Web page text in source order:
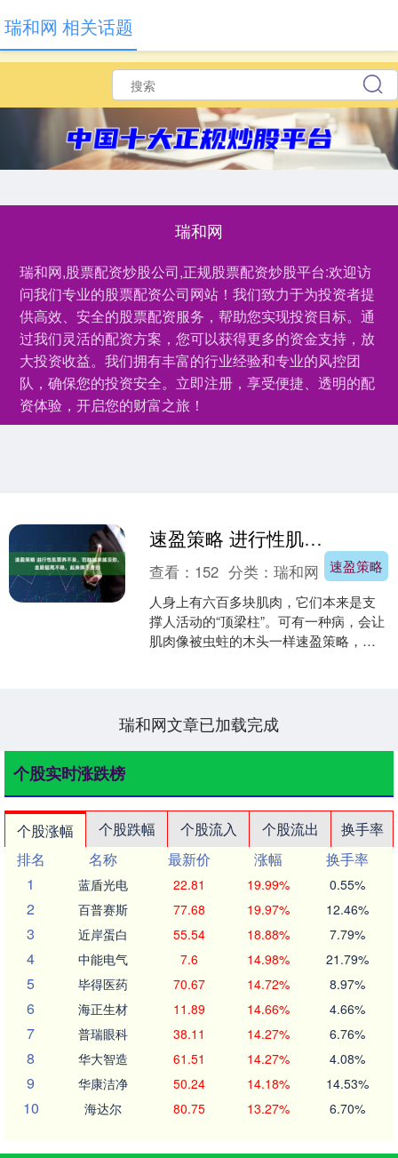
瑞和网
瑞和网,股票配资炒股公司,正规股票配资炒股平台:欢迎访
问我们专业的股票配资公司网站！我们致力于为投资者提
供高效、安全的股票配资服务，帮助您实现投资目标。通
过我们灵活的配资方案，您可以获得更多的资金支持，放
大投资收益。我们拥有丰富的行业经验和专业的风控团
队，确保您的投资安全。立即注册，享受便捷、透明的配
资体验，开启您的财富之旅！
瑞和网 相关话题
速盈策略 进行性肌营养不良，四肢越来越没劲，走路摇晃不稳，起身蹲下费劲
速盈策略
查看： 152 分类：瑞和网
人身上有六百多块肌肉，它们本来是支
撑人活动的“顶梁柱”。可有一种病，会让
肌肉像被虫蛀的木头一样速盈策略，慢
瑞和网文章已加载完成
个股实时涨跌榜
个股涨幅 个股跌幅 个股流入 个股流出
换手率
排名
名称 最新价 涨幅
换手率
1
蓝盾光电 22.81 19.99% 0.55%
2 百普赛斯 77.68 19.97% 12.46%
3 近岸蛋白 55.54 18.88% 7.79%
4 中能电气 7.6 14.98% 21.79%
5 毕得医药 70.67 14.72% 8.97%
6 海正生材 11.89 14.66% 4.66%
7 普瑞眼科 38.11 14.27% 6.76%
8 华大智造 61.51 14.27% 4.08%
9 华康洁净 50.24 14.18% 14.53%
10 海达尔 80.75 13.27% 6.70%